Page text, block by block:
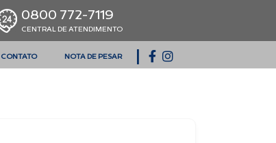
0800 772-7119
CENTRAL DE ATENDIMENTO
CONTATO NOTA DE PESAR |